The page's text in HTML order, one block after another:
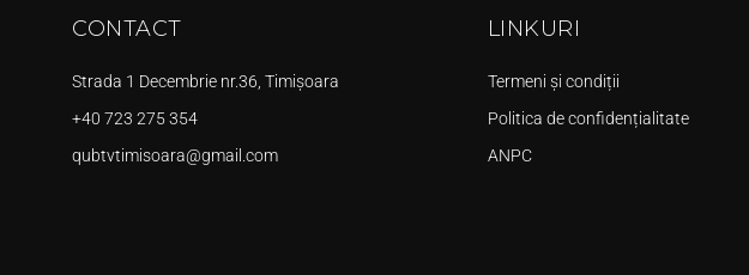
CONTACT
Strada 1 Decembrie nr.36, Timișoara
+40 723 275 354
qubtvtimisoara@gmail.com
LINKURI
Termeni și condiții
Politica de confidențialitate
ANPC